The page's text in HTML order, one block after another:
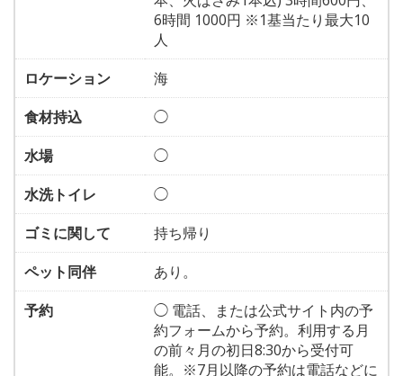
6時間 1000円 ※1基当たり最大10
人
ロケーション
海
食材持込
◯
水場
◯
水洗トイレ
◯
ゴミに関して
持ち帰り
ペット同伴
あり。
予約
◯ 電話、または公式サイト内の予
約フォームから予約。利用する月
の前々月の初日8:30から受付可
能。※7月以降の予約は電話などに